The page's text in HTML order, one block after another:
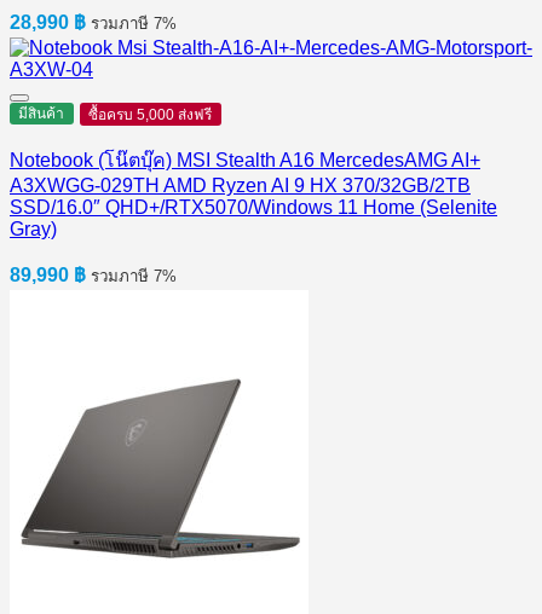
28,990 ฿ รวมภาษี 7%
มีสินค้า ซื้อครบ 5,000 ส่งฟรี
Notebook (โน๊ตบุ๊ค) MSI Stealth A16 MercedesAMG AI+
A3XWGG-029TH AMD Ryzen AI 9 HX 370/32GB/2TB
SSD/16.0″ QHD+/RTX5070/Windows 11 Home (Selenite
Gray)
89,990 ฿ รวมภาษี 7%